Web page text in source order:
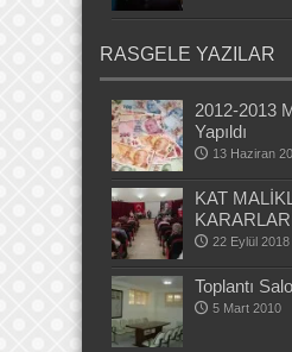
RASGELE YAZILAR
2012-2013
Yapıldı
13 Haziran
KAT
22 Eylül 2018
Toplantı
5 Mart 2010